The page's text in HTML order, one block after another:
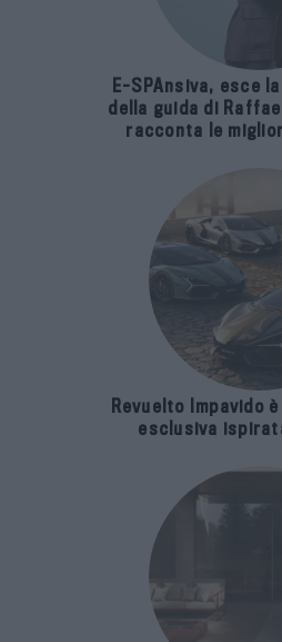
E-SPAnsiva, esce
della guida di
racconta le
Revuelto Impavido
esclusiva